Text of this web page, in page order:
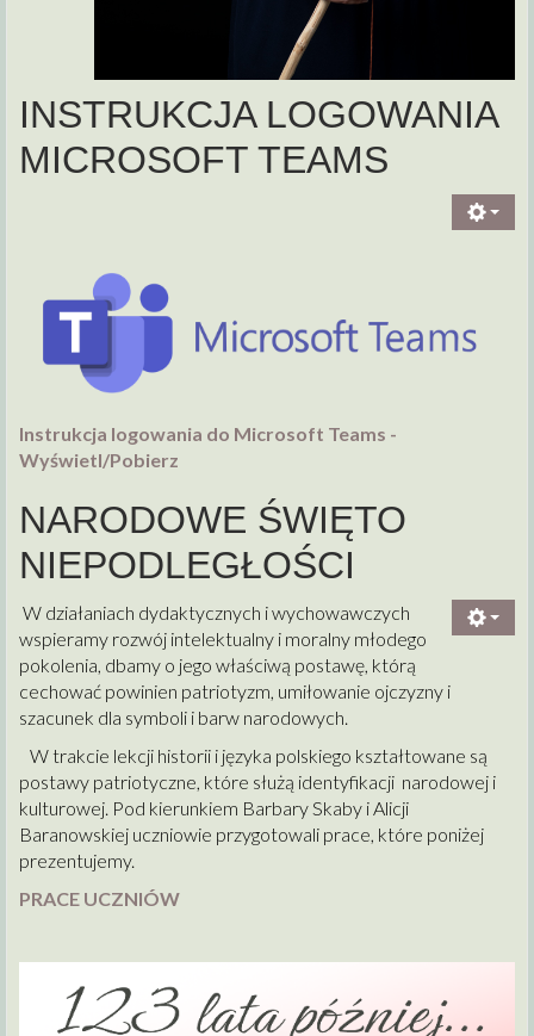
INSTRUKCJA LOGOWANIA
MICROSOFT TEAMS
Instrukcja logowania do Microsoft Teams -
Wyświetl/Pobierz
NARODOWE ŚWIĘTO
NIEPODLEGŁOŚCI
W działaniach dydaktycznych i wychowawczych
wspieramy rozwój intelektualny i moralny młodego
pokolenia, dbamy o jego właściwą postawę, którą
cechować powinien patriotyzm, umiłowanie ojczyzny i
szacunek dla symboli i barw narodowych.
W trakcie lekcji historii i języka polskiego kształtowane są
postawy patriotyczne, które służą identyfikacji narodowej i
kulturowej. Pod kierunkiem Barbary Skaby i Alicji
Baranowskiej uczniowie przygotowali prace, które poniżej
prezentujemy.
PRACE UCZNIÓW